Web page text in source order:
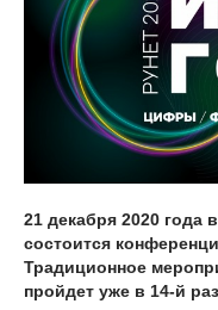
21 декабря 2020 года
состоится
Традиционное
пройдет уже в 14-й